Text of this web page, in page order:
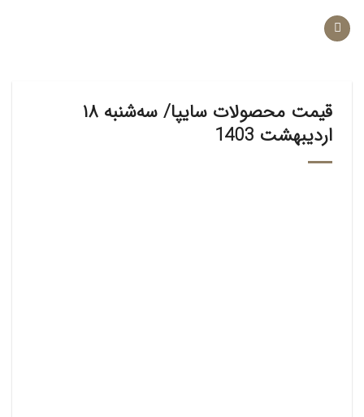
قیمت محصولات سایپا/ سه‌شنبه ۱۸
اردیبهشت 1403